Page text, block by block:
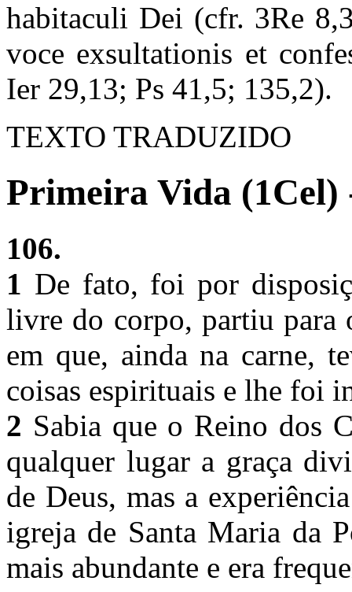
habitaculi Dei (cfr. 3Re
voce exsultationis et
Ier 29,13; Ps 41,5; 135,2).
TEXTO TRADUZIDO
Primeira Vida (1Cel)
106.
1 De fato, foi por
livre do corpo, partiu para
em que, ainda na carne,
coisas espirituais e lhe foi
2 Sabia que o Reino dos
qualquer lugar a graça
de Deus, mas a
igreja de Santa Maria da
mais abundante e era